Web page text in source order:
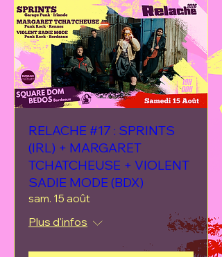
RELACHE #17 : SPRINTS
(IRL) + MARGARET
TCHATCHEUSE + VIOLENT
SADIE MODE (BDX)
sam. 15 août
Plus d'infos